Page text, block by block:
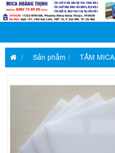
Sản phẩm TẤM MICA